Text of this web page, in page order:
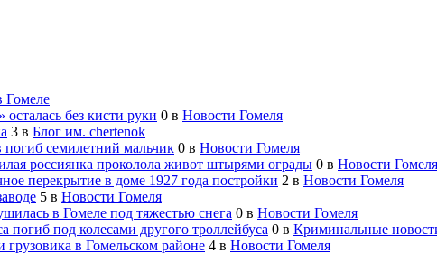
Гомеле
без кисти руки 0 в Новости Гомеля
3 в Блог им. chertenok
погиб семилетний мальчик 0 в Новости Гомеля
россиянка проколола живот штырями ограды 0 в Новости Гомеля
перекрытие в доме 1927 года постройки 2 в Новости Гомеля
5 в Новости Гомеля
в Гомеле под тяжестью снега 0 в Новости Гомеля
погиб под колесами другого троллейбуса 0 в Криминальные
грузовика в Гомельском районе 4 в Новости Гомеля